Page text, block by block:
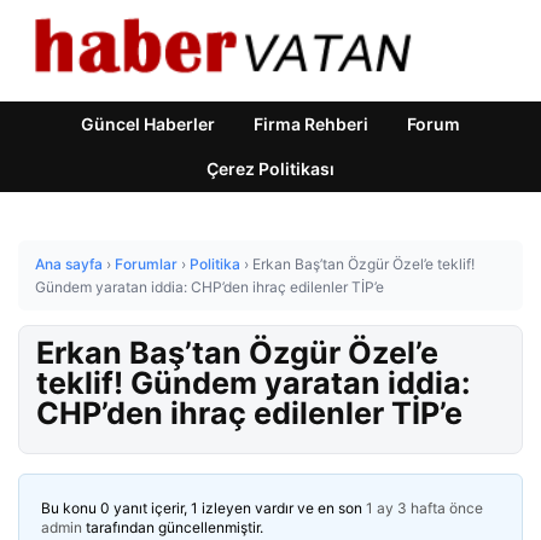
Güncel Haberler Firma Rehberi Forum
Çerez Politikası
Ana sayfa › Forumlar › Politika › Erkan Baş’tan Özgür Özel’e teklif!
Gündem yaratan iddia: CHP’den ihraç edilenler TİP’e
Erkan Baş’tan Özgür Özel’e
teklif! Gündem yaratan iddia:
CHP’den ihraç edilenler TİP’e
Bu konu 0 yanıt içerir, 1 izleyen vardır ve en son 1 ay 3 hafta önce
admin tarafından güncellenmiştir.